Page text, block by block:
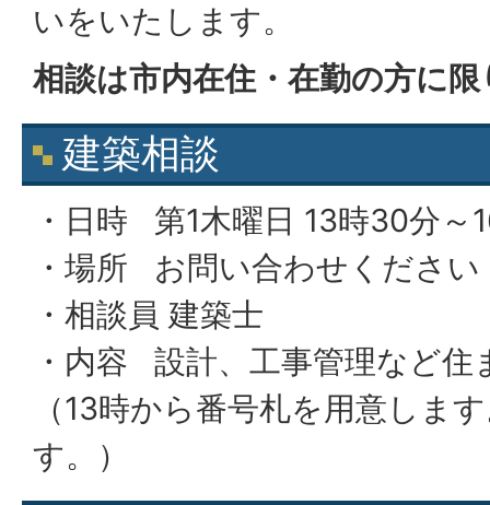
いをいたします。
相談は市内在住・在勤の方に
建築相談
・日時 第1木曜日 13時30分～
・場所 お問い合わせください
・相談員 建築士
・内容 設計、工事管理など住
（13時から番号札を用意しま
す。）